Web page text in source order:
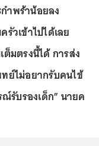
ำพร้าน้อยลง
วเข้าไปได้เลย
มตรงนี้ได้ การส่ง
ย์ไม่อยากรับคนไข้
รับรองเด็ก” นายค